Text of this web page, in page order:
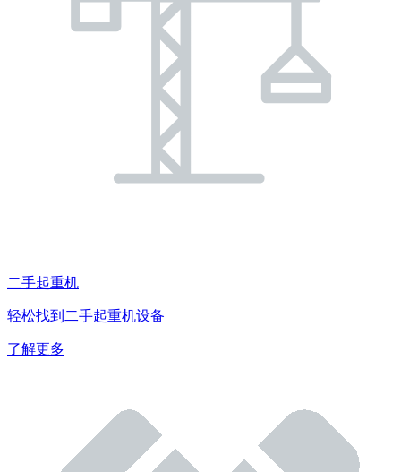
二手起重机
轻松找到二手起重机设备
了解更多